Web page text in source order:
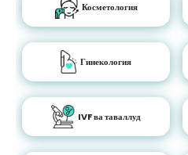
Косметология
Гинекология
IVF ва таваллуд